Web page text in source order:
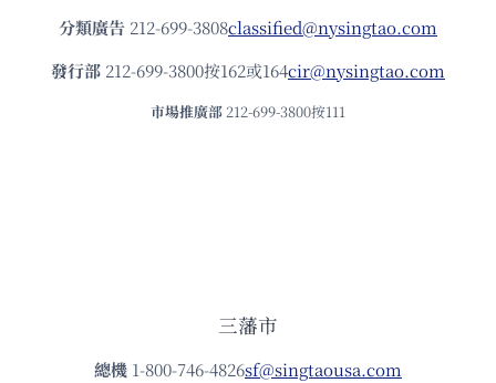
分類廣告 212-699-3808classified@nysingtao.com
發⾏部 212-699-3800按162或164cir@nysingtao.com
市場推廣部 212-699-3800按111
三藩市
總機 1-800-746-4826sf@singtaousa.com